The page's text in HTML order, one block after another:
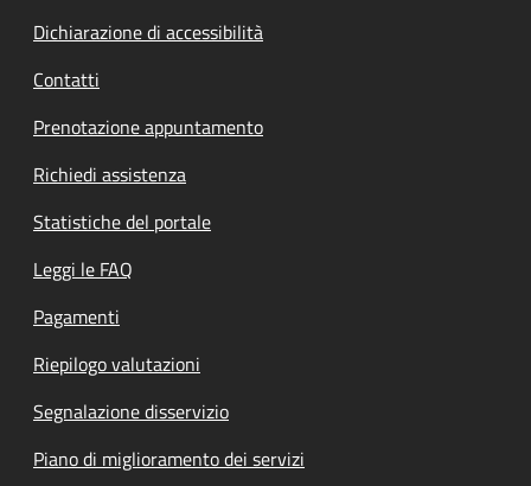
Dichiarazione di accessibilità
Contatti
Prenotazione appuntamento
Richiedi assistenza
Statistiche del portale
Leggi le FAQ
Pagamenti
Riepilogo valutazioni
Segnalazione disservizio
Piano di miglioramento dei servizi